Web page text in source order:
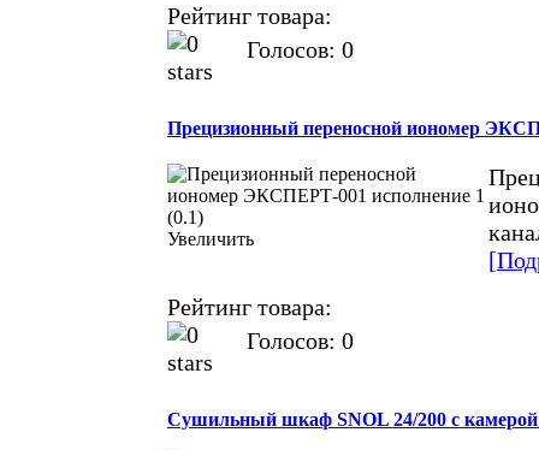
Рейтинг товара:
Голосов: 0
Прецизионный переносной иономер
Увеличить
Рейтинг товара:
Голосов: 0
Cушильный шкаф SNOL 24/200 c камерой